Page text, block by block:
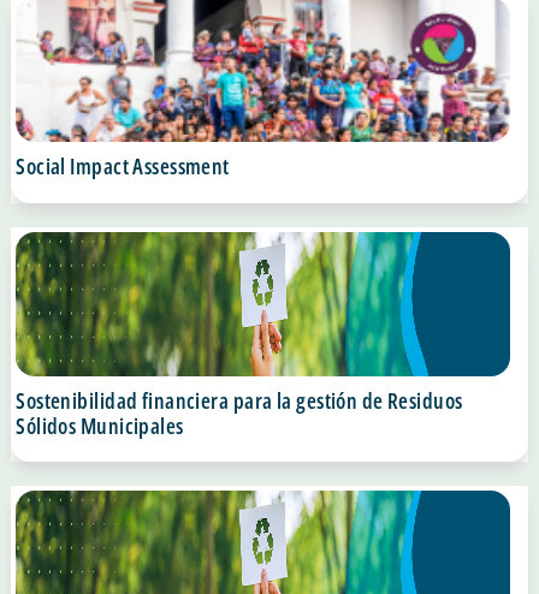
Social Impact Assessment
Sostenibilidad financiera para la gestión de Residuos
Sólidos Municipales